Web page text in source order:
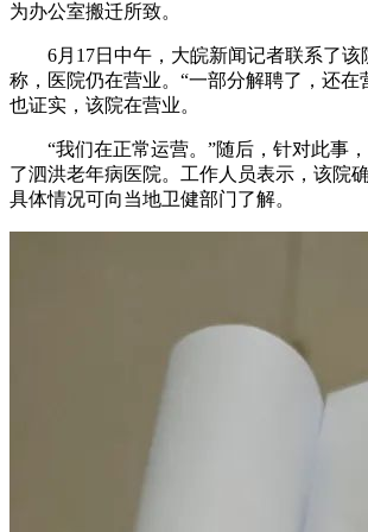
为办公室搬迁所致。
6月17日中午，大皖新闻记者联系了该
称，医院仍在营业。“一部分解聘了，还在
也证实，该院在营业。
“我们在正常运营。”随后，针对此事
了泗洪老年病医院。工作人员表示，该院
具体情况可向当地卫健部门了解。